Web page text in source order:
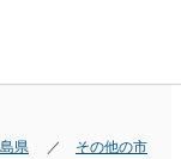
県
その他の市